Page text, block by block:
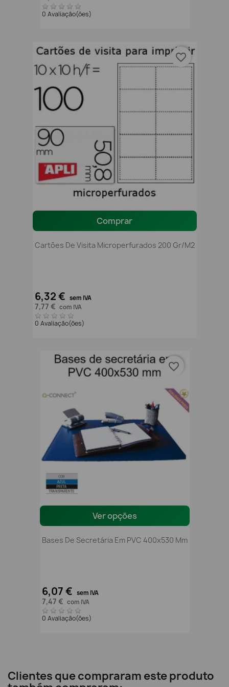
0 Avaliação(ões)
Comprar
Cartões De Visita Microperfurados 200 Gr/m2
6,32 € sem IVA
7,77 € com IVA
0 Avaliação(ões)
favorite_border
Ver opções
Bases De Secretária Em PVC 400x530 Mm
6,07 € sem IVA
7,47 € com IVA
0 Avaliação(ões)
favorite_border
Clientes que compraram este produto